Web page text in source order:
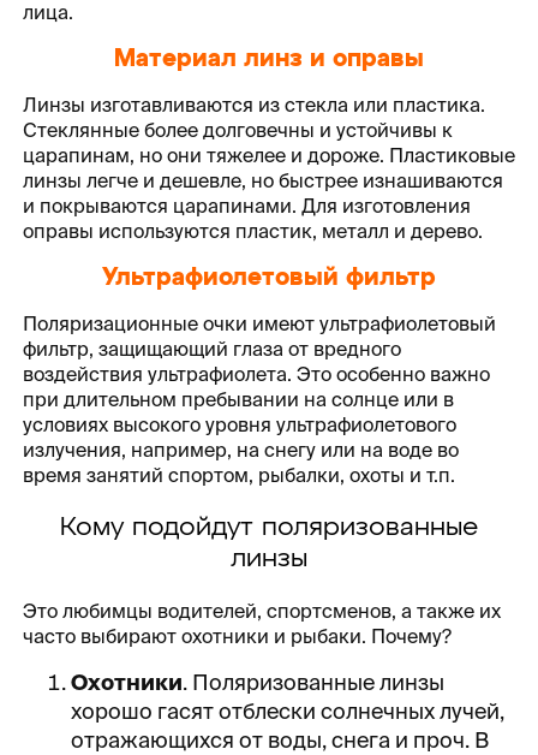
лица.
Материал линз и оправы
Линзы изготавливаются из стекла или пластика.
Стеклянные более долговечны и устойчивы к
царапинам, но они тяжелее и дороже. Пластиковые
линзы легче и дешевле, но быстрее изнашиваются
и покрываются царапинами. Для изготовления
оправы используются пластик, металл и дерево.
Ультрафиолетовый фильтр
Поляризационные очки имеют ультрафиолетовый
фильтр, защищающий глаза от вредного
воздействия ультрафиолета. Это особенно важно
при длительном пребывании на солнце или в
условиях высокого уровня ультрафиолетового
излучения, например, на снегу или на воде во
время занятий спортом, рыбалки, охоты и т.п.
Кому подойдут поляризованные
линзы
Это любимцы водителей, спортсменов, а также их
часто выбирают охотники и рыбаки. Почему?
Охотники. Поляризованные линзы
хорошо гасят отблески солнечных лучей,
отражающихся от воды, снега и проч. В